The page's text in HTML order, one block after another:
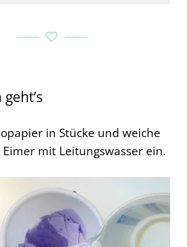
in Stücke und weiche
mit Leitungswasser ein.